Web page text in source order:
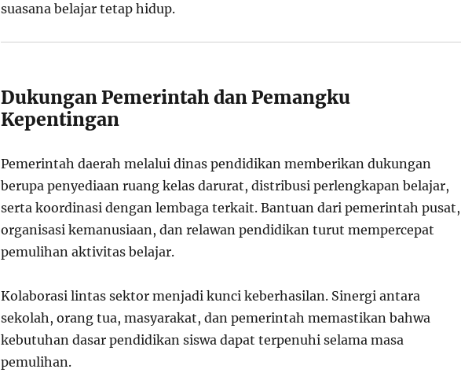
suasana belajar tetap hidup.
Dukungan Pemerintah dan Pemangku
Kepentingan
Pemerintah daerah melalui dinas pendidikan memberikan dukungan
berupa penyediaan ruang kelas darurat, distribusi perlengkapan belajar,
serta koordinasi dengan lembaga terkait. Bantuan dari pemerintah pusat,
organisasi kemanusiaan, dan relawan pendidikan turut mempercepat
pemulihan aktivitas belajar.
Kolaborasi lintas sektor menjadi kunci keberhasilan. Sinergi antara
sekolah, orang tua, masyarakat, dan pemerintah memastikan bahwa
kebutuhan dasar pendidikan siswa dapat terpenuhi selama masa
pemulihan.